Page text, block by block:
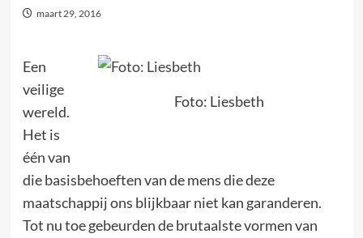
maart 29, 2016
Foto: Liesbeth
Een
veilige
wereld.
Het is
één van
die basisbehoeften van de mens die deze
maatschappij ons blijkbaar niet kan garanderen.
Tot nu toe gebeurden de brutaalste vormen van